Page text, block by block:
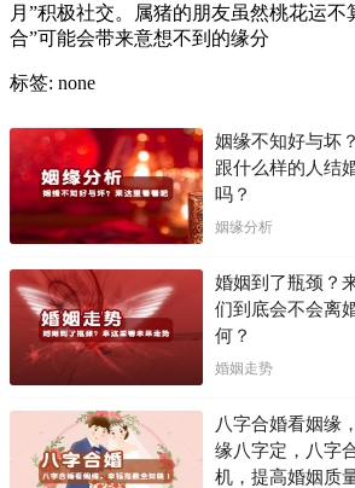
月”积极社交。属猪的朋友虽然桃花运不
合”可能会带来意想不到的缘分
标签: none
姻缘不知好与坏
跟什么样的人结
吗？
姻缘分析
婚姻到了瓶颈？
们到底会不会离
何？
婚姻走势
八字合婚看姻缘
缘八字定，八字
机，提高婚姻质